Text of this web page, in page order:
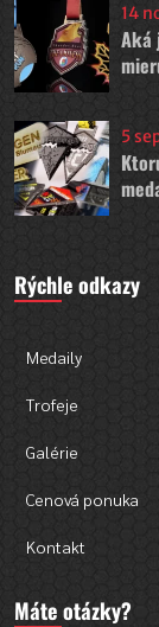
14
Aká
5
Rýchle odkazy
Medaily
Trofeje
Galérie
Cenová ponuka
Kontakt
Máte otázky?